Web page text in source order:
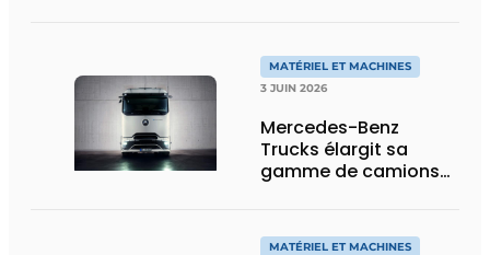
MATÉRIEL ET MACHINES
3 JUIN 2026
Mercedes-Benz
Trucks élargit sa
gamme de camions
eActros Lowliner
MATÉRIEL ET MACHINES